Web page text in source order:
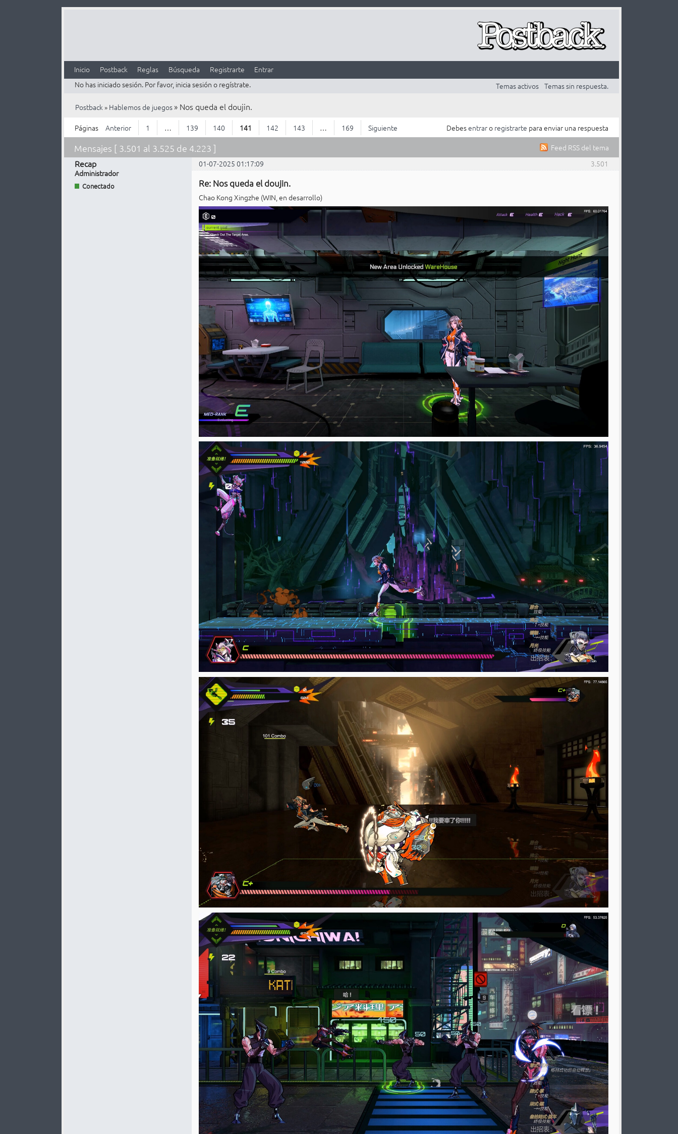
Inicio Postback Reglas Búsqueda Registrarte
Entrar
No has iniciado sesión. Por favor, inicia sesión o regístrate. Temas activos Temas sin respuesta.
Postback» Hablemos de juegos » Nos queda el doujin.
Páginas Anterior 1 … 139 140 141 142 143 … 169 Siguiente Debesentraro registrarte para enviar una respuesta
Feed RSS del tema
Mensajes [ 3.501 al 3.525 de 4.223 ]
3.501
Recap
01-07-2025 01:17:09
Administrador
Conectado Re: Nos queda el doujin.
Chao Kong Xingzhe (WIN, en desarrollo)